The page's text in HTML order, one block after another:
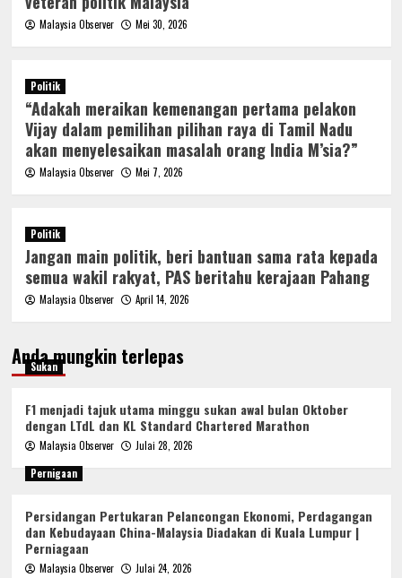
Malaysia Observer Mei 30, 2026
Politik
“Adakah meraikan kemenangan pertama pelakon
Vijay dalam pemilihan pilihan raya di Tamil Nadu
akan menyelesaikan masalah orang India M’sia?”
Malaysia Observer Mei 7, 2026
Politik
Jangan main politik, beri bantuan sama rata kepada
semua wakil rakyat, PAS beritahu kerajaan Pahang
Malaysia Observer April 14, 2026
Anda mungkin terlepas
Sukan
F1 menjadi tajuk utama minggu sukan awal bulan Oktober
dengan LTdL dan KL Standard Chartered Marathon
Malaysia Observer
Julai 28, 2026
Pernigaan
Persidangan Pertukaran Pelancongan Ekonomi, Perdagangan
dan Kebudayaan China-Malaysia Diadakan di Kuala Lumpur |
Perniagaan
Malaysia Observer
Julai 24, 2026